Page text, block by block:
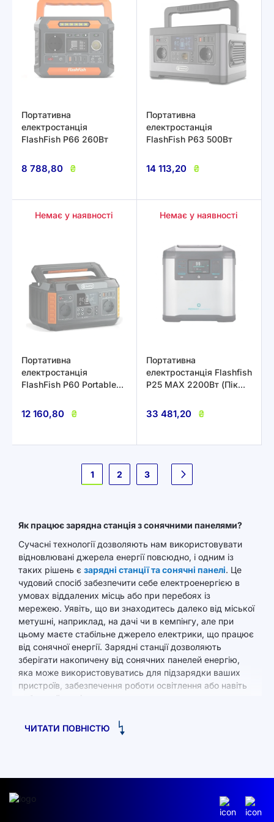
Портативна
електростанція
FlashFish P66 260Вт
8 788,80 ₴
Портативна
електростанція
FlashFish P63 500Вт
14 113,20 ₴
Немає у наявності
Портативна
електростанція
FlashFish P60 Portable
12 160,80 ₴
Немає у наявності
Портативна
електростанція Flashfish
P25 MAX 2200Вт (Пік
33 481,20 ₴
Сторінка
1 2 3 Наступне
Як працює зарядна станція з сонячними панелями?
Сучасні технології дозволяють нам використовувати
відновлювані джерела енергії повсюдно, і одним із
таких рішень є зарядні станції та сонячні панелі. Це
чудовий спосіб забезпечити себе електроенергією в
умовах віддалених місць або при перебоях із
мережею. Уявіть, що ви знаходитесь далеко від міської
метушні, наприклад, на дачі чи в кемпінгу, але при
цьому маєте стабільне джерело електрики, що працює
від сонячної енергії. Зарядні станції дозволяють
зберігати накопичену від сонячних панелей енергію,
яка може використовуватись для підзарядки ваших
пристроїв, забезпечення роботи освітлення або навіть
побутової техніки.
рішення, але й спосіб суттєво заощадити на рахунках
енергопостачання. Це особливо актуально для людей,
які проживають у заміських будинках, власників
електромобілів і тих, хто любить активний відпочинок
ЧИТАТИ ПОВНІСТЮ